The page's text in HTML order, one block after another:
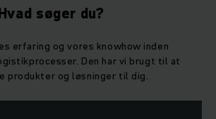
søger du?
erfaring og vores knowhow inden
Den har vi brugt til at
produkter og løsninger til dig.